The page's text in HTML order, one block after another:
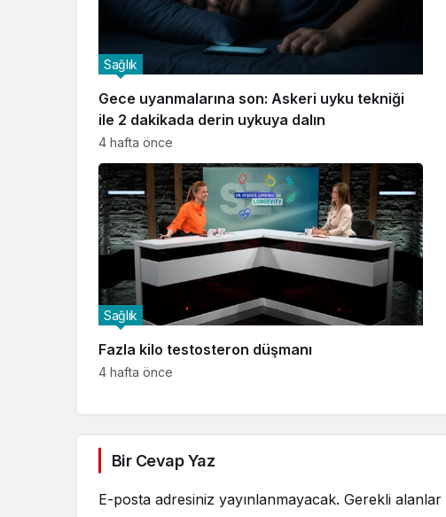
Gece uyanmalarına son: Askeri uyku tekniği
ile 2 dakikada derin uykuya dalın
Sağlık
4 hafta önce
Fazla kilo testosteron düşmanı
Sağlık
4 hafta önce
Bir Cevap Yaz
E-posta adresiniz yayınlanmayacak. Gerekli alanlar